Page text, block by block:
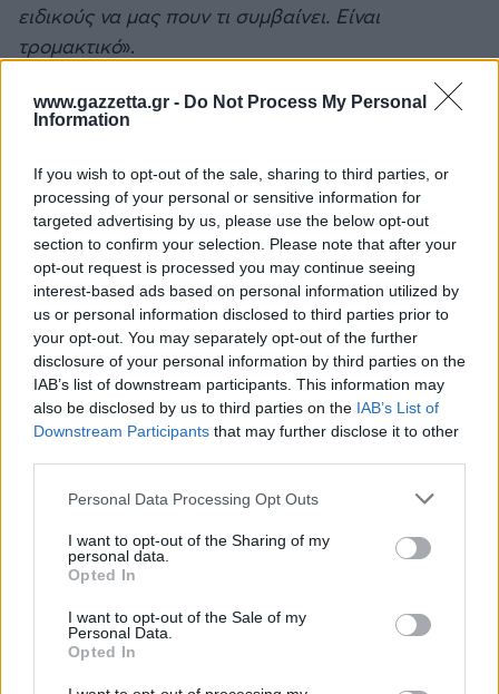
www.gazzetta.gr - Do Not Process My Personal
Information
If you wish to opt-out of the sale, sharing to third parties, or
processing of your personal or sensitive information for
targeted advertising by us, please use the below opt-out
section to confirm your selection. Please note that after your
opt-out request is processed you may continue seeing
interest-based ads based on personal information utilized by
us or personal information disclosed to third parties prior to
your opt-out. You may separately opt-out of the further
disclosure of your personal information by third parties on the
IAB’s list of downstream participants. This information may
also be disclosed by us to third parties on the IAB’s List of
Downstream Participants that may further disclose it to other
Please note that this website/app uses one or more Google
not limited to your visit or usage behaviour. You may click to
grant or deny consent to Google and its third-party tags to
use your data for below specified purposes in below Google
consent section.
Personal Data Processing Opt Outs
I want to opt-out of the Sharing of my
personal data.
Opted In
I want to opt-out of the Sale of my
Personal Data.
Opted In
ειδικούς να μας πουν τι συμβαίνει. Είναι
τρομακτικό».
Έρχονται γεωλόγοι – Αίτημα για
κατάσταση έκτακτης ανάγκης
Ο Δήμαρχος Ηρακλείου, Αλέξης Καλοκαιρινός,
επισκέφθηκε το χωριό και υπέβαλε αίτημα να
κηρυχθεί η περιοχή σε κατάσταση έκτακτης
ανάγκης. Ήδη από Δευτέρα (28/4), γεωλόγοι από
την Αθήνα και τεχνικοί του Δήμου θα βρεθούν στις
Βούτες για αυτοψία.